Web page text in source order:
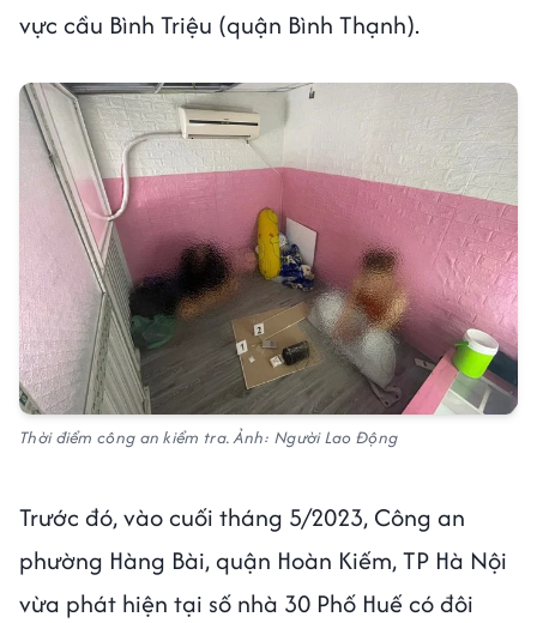
vực cầu Bình Triệu (quận Bình Thạnh).
Thời điểm công an kiểm tra. Ảnh: Người Lao Động
Trước đó, vào cuối tháng 5/2023, Công an
phường Hàng Bài, quận Hoàn Kiếm, TP Hà Nội
vừa phát hiện tại số nhà 30 Phố Huế có đôi